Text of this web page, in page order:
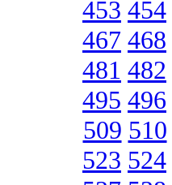
453 454
467 468
481 482
495 496
509 510
523 524